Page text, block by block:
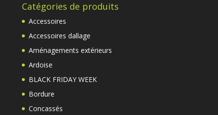
Catégories de produits
Accessoires
Accessoires dallage
Aménagements extérieurs
Ardoise
BLACK FRIDAY WEEK
Bordure
Concassés